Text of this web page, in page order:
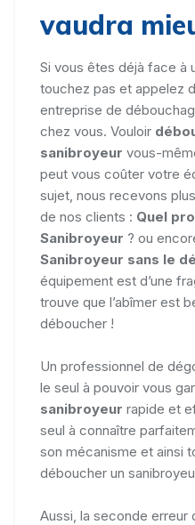
vaudra
Si vous êtes déjà face à
touchez pas et appelez
entreprise de
chez vous. Vouloir
sanibroyeur vous-
peut vous coûter votre
sujet, nous recevons
de nos clients : Quel
Sanibroyeur ? ou
Sanibroyeur sans le
équipement est d’une
trouve que l’abîmer est
déboucher !
Un professionnel de
le seul à pouvoir vous
sanibroyeur rapide et
seul à connaître
son mécanisme et ainsi
déboucher un
Aussi, la seconde erreur